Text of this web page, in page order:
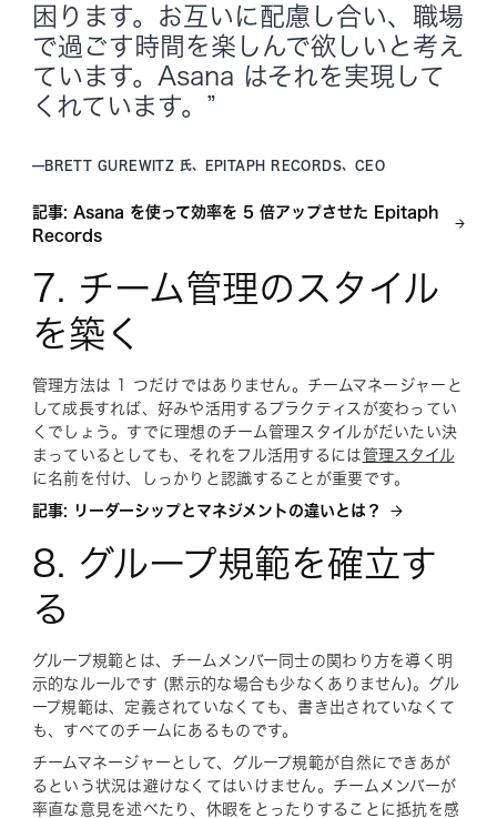
困ります。お互いに配慮し合い、職場
で過ごす時間を楽しんで欲しいと考え
ています。Asana はそれを実現して
くれています。”
—BRETT GUREWITZ 氏、EPITAPH RECORDS、CEO
記事: Asana を使って効率を 5 倍アップさせた Epitaph
Records
7. チーム管理のスタイル
を築く
管理方法は 1 つだけではありません。チームマネージャーと
して成長すれば、好みや活用するプラクティスが変わってい
くでしょう。すでに理想のチーム管理スタイルがだいたい決
まっているとしても、それをフル活用するには 管理スタイル
に名前を付け、しっかりと認識することが重要です。
記事: リーダーシップとマネジメントの違いとは？
8. グループ規範を確立す
る
グループ規範とは、チームメンバー同士の関わり方を導く明
示的なルールです (黙示的な場合も少なくありません)。グル
ープ規範は、定義されていなくても、書き出されていなくて
も、すべてのチームにあるものです。
チームマネージャーとして、グループ規範が自然にできあが
るという状況は避けなくてはいけません。チームメンバーが
率直な意見を述べたり、休暇をとったりすることに抵抗を感